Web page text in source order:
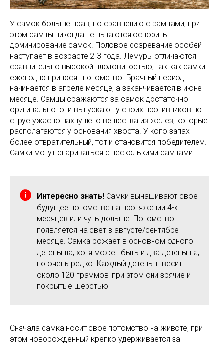
У самок больше прав, по сравнению с самцами, при
этом самцы никогда не пытаются оспорить
доминирование самок. Половое созревание особей
наступает в возрасте 2-3 года. Лемуры отличаются
сравнительно высокой плодовитостью, так как самки
ежегодно приносят потомство. Брачный период
начинается в апреле месяце, а заканчивается в июне
месяце. Самцы сражаются за самок достаточно
оригинально: они выпускают у своих противников по
струе ужасно пахнущего вещества из желез, которые
располагаются у основания хвоста. У кого запах
более отвратительный, тот и становится победителем.
Самки могут спариваться с несколькими самцами.
Интересно знать! Самки вынашивают свое
будущее потомство на протяжении 4-х
месяцев или чуть дольше. Потомство
появляется на свет в августе/сентябре
месяце. Самка рожает в основном одного
детеныша, хотя может быть и два детеныша,
но очень редко. Каждый детеныш весит
около 120 граммов, при этом они зрячие и
покрытые шерстью.
Сначала самка носит свое потомство на животе, при
этом новорожденный крепко удерживается за